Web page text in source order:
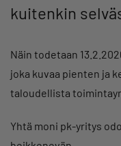
kuitenkin
Näin todetaan
joka kuvaa pienten ja
taloudellista
Yhtä moni pk-yritys